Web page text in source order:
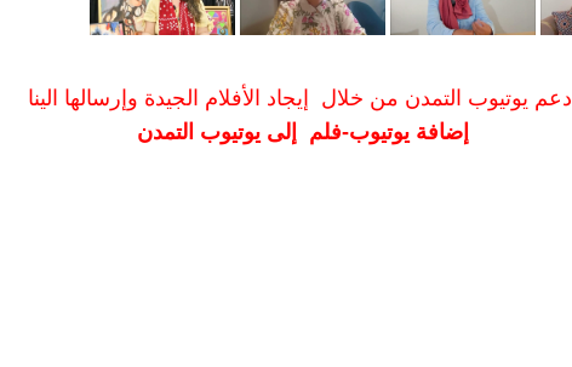
ادعم يوتيوب التمدن من خلال إيجاد الأفلام الجيدة وإرسالها الينا
إضافة يوتيوب-فلم إلى يوتيوب التمدن